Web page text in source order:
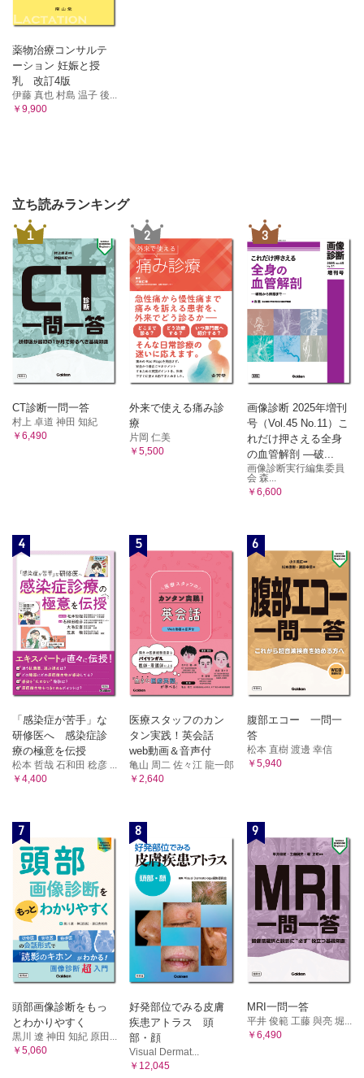
薬物治療コンサルテ
ーション 妊娠と授
乳 改訂4版
伊藤 真也 村島 温子 後...
￥9,900
立ち読みランキング
1
CT診断一問一答
村上 卓道 神田 知紀
￥6,490
2
外来で使える痛み診
療
片岡 仁美
￥5,500
3
画像診断 2025年増刊
号（Vol.45 No.11）こ
れだけ押さえる全身
の血管解剖 ―破...
画像診断実行編集委員
会 森...
￥6,600
4
「感染症が苦手」な
研修医へ 感染症診
療の極意を伝授
松本 哲哉 石和田 稔彦 ...
￥4,400
5
医療スタッフのカン
タン実践！英会話
web動画＆音声付
亀山 周二 佐々江 龍一郎
￥2,640
6
腹部エコー 一問一
答
松本 直樹 渡邊 幸信
￥5,940
7
頭部画像診断をもっ
とわかりやすく
黒川 遼 神田 知紀 原田...
￥5,060
8
好発部位でみる皮膚
疾患アトラス 頭
部・顔
Visual Dermat...
￥12,045
9
MRI一問一答
平井 俊範 工藤 與亮 堀...
￥6,490